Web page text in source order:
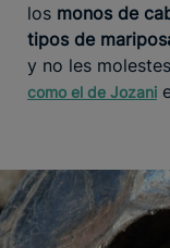
los monos de
tipos de
y no les
como el de Jozani